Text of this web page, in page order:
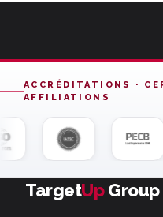
ACCRÉDITATIONS ·
AFFILIATIONS
TargetUpGroup